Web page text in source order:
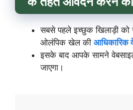
सबसे पहले‌ इच्छुक खिलाड़ी को
ओलंपिक खेल की आधिकारिक
इसके बाद आपके सामने
जाएगा।